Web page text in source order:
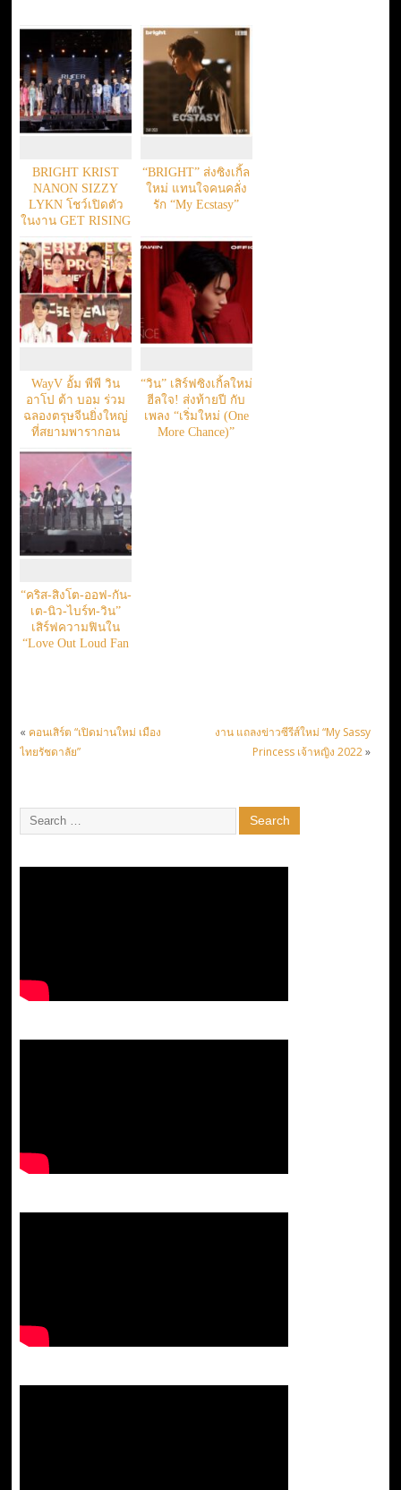
BRIGHT KRIST
NANON SIZZY
LYKN โชว์เปิดตัว
ในงาน GET RISING
TO RISER
“BRIGHT” ส่งซิงเกิ้ล
ใหม่ แทนใจคนคลั่ง
รัก “My Ecstasy”
WayV อั้ม พีพี วิน
อาโป ต้า บอม ร่วม
ฉลองตรุษจีนยิ่งใหญ่
ที่สยามพารากอน
“วิน” เสิร์ฟซิงเกิ้ลใหม่
ฮีลใจ! ส่งท้ายปี กับ
เพลง “เริ่มใหม่ (One
More Chance)”
“คริส-สิงโต-ออฟ-กัน-
เต-นิว-ไบร์ท-วิน”
เสิร์ฟความฟินใน
“Love Out Loud Fan
« คอนเสิร์ต “เปิดม่านใหม่ เมือง
ไทยรัชดาลัย”
งาน แถลงข่าวซีรีส์ใหม่ “My Sassy
Princess เจ้าหญิง 2022»